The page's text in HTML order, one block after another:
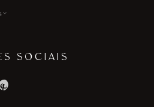
SOCIAIS